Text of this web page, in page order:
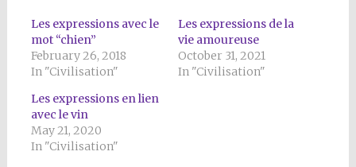
Les expressions avec le
mot “chien”
February 26, 2018
In "Civilisation"
Les expressions de la
vie amoureuse
October 31, 2021
In "Civilisation"
Les expressions en lien
avec le vin
May 21, 2020
In "Civilisation"